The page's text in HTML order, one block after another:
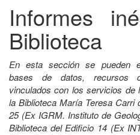
Informes
Biblioteca
En esta sección se pueden
bases de datos, recursos
vinculados con los servicios de
la Biblioteca María Teresa Carri
25 (Ex IGRM. Instituto de
Biblioteca del Edificio 14 (Ex